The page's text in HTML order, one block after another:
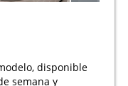
disponible
semana y